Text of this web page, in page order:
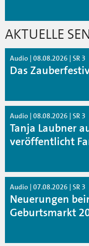
AKTUELLE
Audio | 08.08.2026 | SR 3
Das
Audio | 08.08.2026 | SR 3
Tanja Laubner
veröffentlicht
Audio | 07.08.2026 | SR 3
Neuerungen
Geburtsmarkt